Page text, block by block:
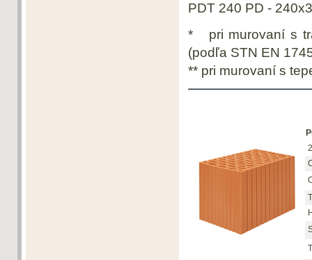
PDT 240 PD -
* pri murovaní s
(podľa STN EN
** pri murovaní s